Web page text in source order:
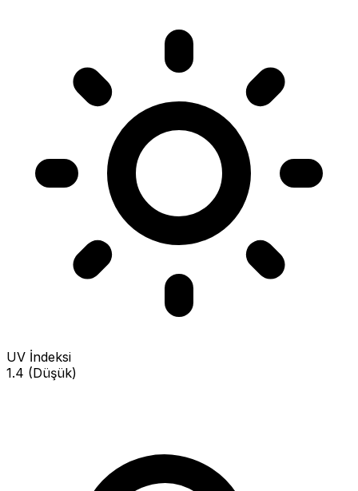
UV İndeksi
1.4 (Düşük)